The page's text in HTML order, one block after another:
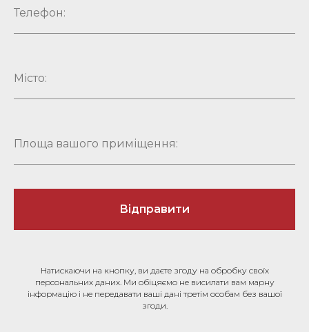
Відправити
Натискаючи на кнопку, ви даєте згоду на обробку своїх
персональних даних. Ми обіцяємо не висилати вам марну
інформацію і не передавати ваші дані третім особам без вашої
згоди.